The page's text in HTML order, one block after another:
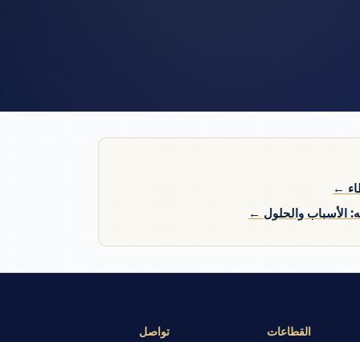
الأسباب والحلول ←
القطاعات تواصل